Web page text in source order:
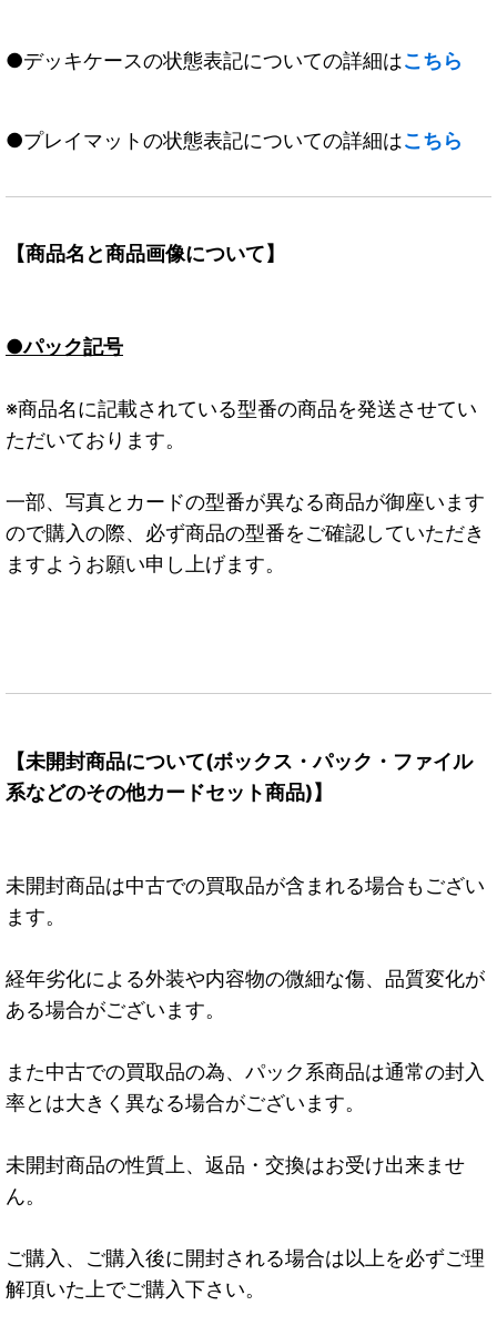
●デッキケースの状態表記についての詳細はこちら
●プレイマットの状態表記についての詳細はこちら
【商品名と商品画像について】
●パック記号
※商品名に記載されている型番の商品を発送させてい
ただいております。
一部、写真とカードの型番が異なる商品が御座います
ので購入の際、必ず商品の型番をご確認していただき
ますようお願い申し上げます。
【未開封商品について(ボックス・パック・ファイル
系などのその他カードセット商品)】
未開封商品は中古での買取品が含まれる場合もござい
ます。
経年劣化による外装や内容物の微細な傷、品質変化が
ある場合がございます。
また中古での買取品の為、パック系商品は通常の封入
率とは大きく異なる場合がございます。
未開封商品の性質上、返品・交換はお受け出来ませ
ん。
ご購入、ご購入後に開封される場合は以上を必ずご理
解頂いた上でご購入下さい。